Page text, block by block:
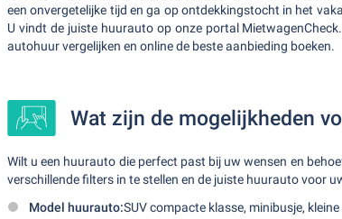
een onvergetelijke tijd en ga op ontdekkingstocht in het
U vindt de juiste huurauto op onze portal
autohuur vergelijken en online de beste aanbieding boeken.
Wat zijn de mogelijkheden
Wilt u een huurauto die perfect past bij uw wensen en
verschillende filters in te stellen en de juiste huurauto voor
Model huurauto:SUV compacte klasse, minibusje,